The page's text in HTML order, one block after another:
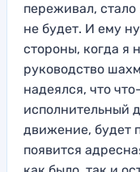
переживал, стало
не будет. И ему
стороны, когда я
руководство
надеялся, что
исполнительный
движение, будет
появится